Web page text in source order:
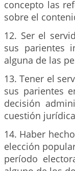
concepto las
sobre el
12. Ser el
sus parientes
alguna de las
13. Tener el
sus parientes
decisión
cuestión
14. Haber
elección
período